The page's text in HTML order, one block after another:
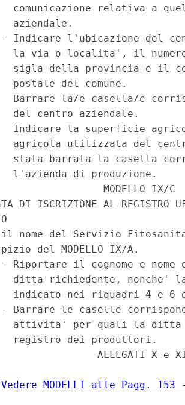
comunicazione relativa a
aziendale.
- Indicare l'ubicazione del
la via o localita', il
sigla della provincia e il
postale del comune.
Barrare la/e casella/e
del centro aziendale.
Indicare la superficie
agricola utilizzata del
stata barrata la casella
l'azienda di produzione.
MODELLO IX/C
DI ISCRIZIONE AL REGISTRO
nome del Servizio
del MODELLO IX/A.
- Riportare il cognome e
ditta richiedente, nonche'
indicato nei riquadri 4 e 6
- Barrare le caselle
attivita' per quali la
registro dei produttori.
ALLEGATI X e
MODELLI alle Pagg.